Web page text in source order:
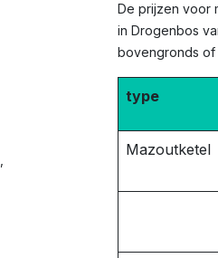
De prijzen voor
in Drogenbos
bovengronds
type
Mazoutketel